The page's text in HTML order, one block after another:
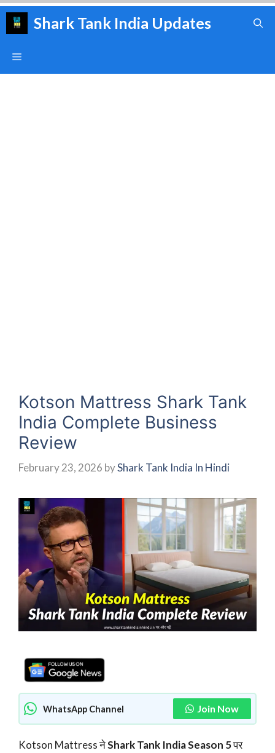
Skip
Shark Tank India Updates
Menu
Kotson Mattress Shark Tank
India Complete Business
Review
February 23, 2026 byShark Tank India In Hindi
WhatsApp Channel Join Now
Kotson Mattress नेShark Tank India Season 5पर